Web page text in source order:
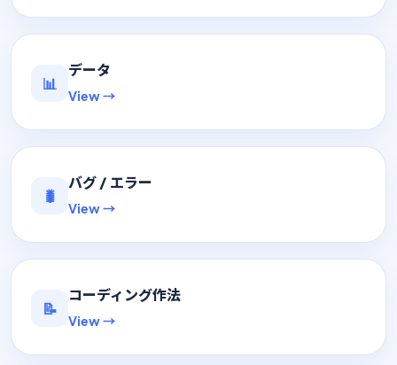
📊
データ
View →
🐛
バグ / エラー
View →
📝
コーディング作法
View →